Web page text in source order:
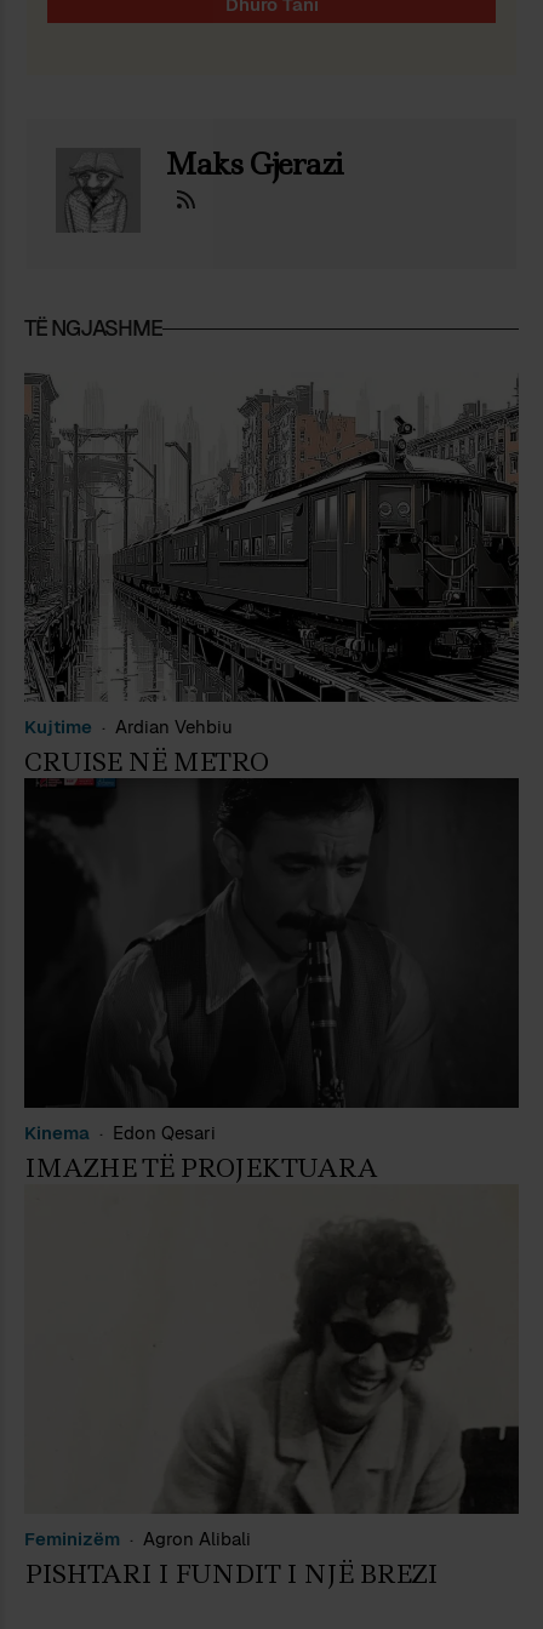
Maks Gjerazi
TË NGJASHME
Kujtime Ardian Vehbiu
CRUISE NË METRO
Kinema Edon Qesari
IMAZHE TË PROJEKTUARA
Feminizëm Agron Alibali
PISHTARI I FUNDIT I NJË BREZI